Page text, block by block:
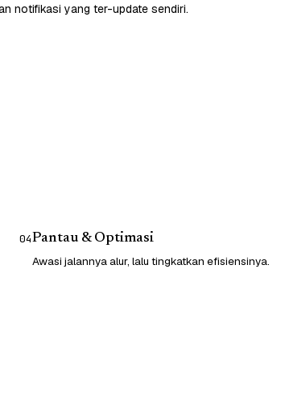
notifikasi yang ter-update sendiri.
04Pantau & Optimasi
Awasi jalannya alur, lalu tingkatkan efisiensinya.